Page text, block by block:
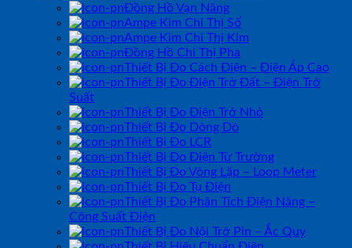
Đồng Hồ Vạn Năng
Ampe Kìm Chỉ Thị Số
Ampe Kìm Chỉ Thị Kim
Đồng Hồ Chỉ Thị Pha
Thiết Bị Đo Cách Điện – Điện Áp Cao
Thiết Bị Đo Điện Trở Đất – Điện Trở
Suất
Thiết Bị Đo Điện Trở Nhỏ
Thiết Bị Đo Dòng Dò
Thiết Bị Đo LCR
Thiết Bị Đo Điện Từ Trường
Thiết Bị Đo Vòng Lặp – Loop Meter
Thiết Bị Đo Tụ Điện
Thiết Bị Đo Phân Tích Điện Năng –
Công Suất Điện
Thiết Bị Đo Nội Trở Pin – Ắc Quy